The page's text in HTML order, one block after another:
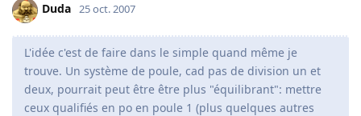
Duda 25 oct. 2007
L'idée c'est de faire dans le simple quand même je
trouve. Un système de poule, cad pas de division un et
deux, pourrait peut être être plus "équilibrant": mettre
ceux qualifiés en po en poule 1 (plus quelques autres